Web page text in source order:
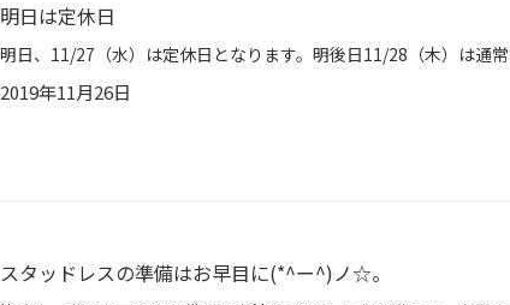
明日は定休日
2019年11月26日
スタッドレスの準備はお早目に(*^ー^)ノ☆。